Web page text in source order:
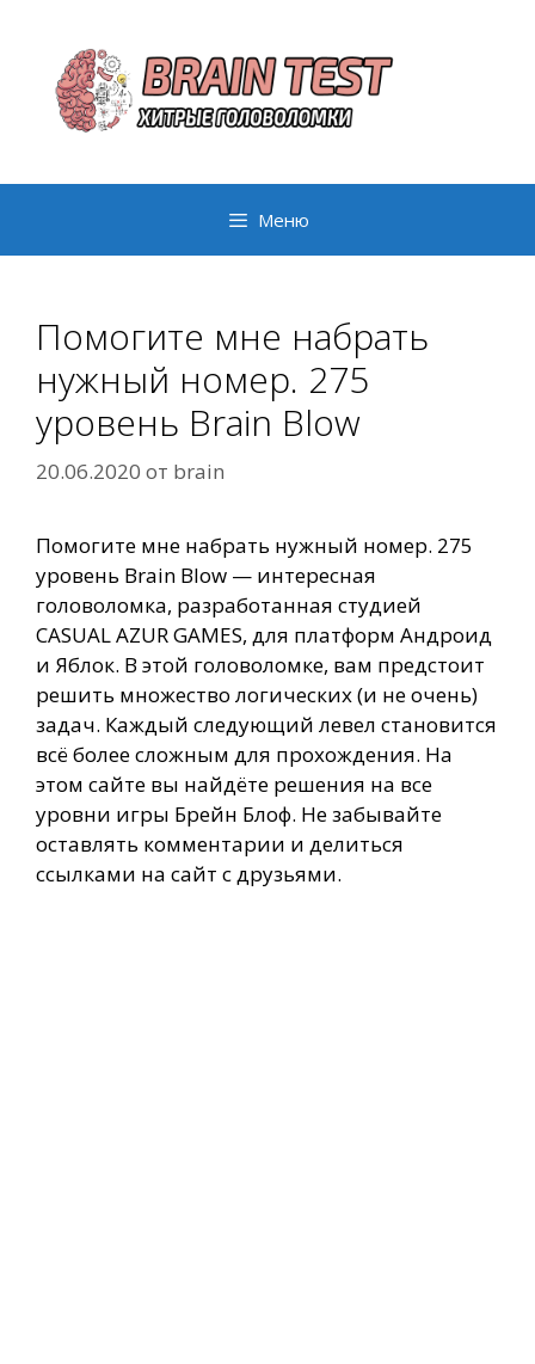
содержимому
Меню
Помогите мне набрать
нужный номер. 275
уровень Brain Blow
20.06.2020 от brain
Помогите мне набрать нужный номер. 275
уровень Brain Blow — интересная
головоломка, разработанная студией
CASUAL AZUR GAMES, для платформ Андроид
и Яблок. В этой головоломке, вам предстоит
решить множество логических (и не очень)
задач. Каждый следующий левел становится
всё более сложным для прохождения. На
этом сайте вы найдёте решения на все
уровни игры Брейн Блоф. Не забывайте
оставлять комментарии и делиться
ссылками на сайт с друзьями.